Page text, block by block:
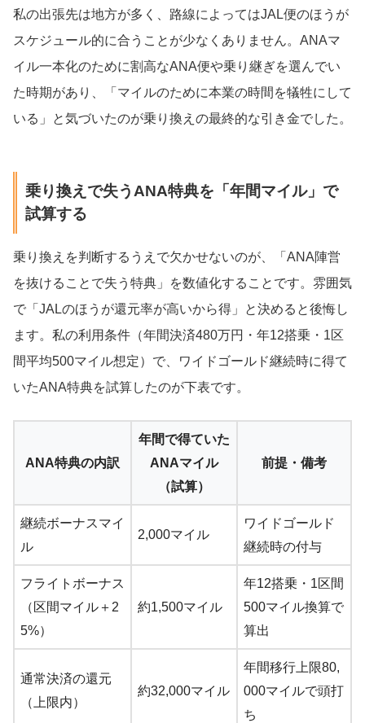
私の出張先は地方が多く、路線によってはJAL便のほうが
スケジュール的に合うことが少なくありません。ANAマ
イル一本化のために割高なANA便や乗り継ぎを選んでい
た時期があり、「マイルのために本業の時間を犠牲にして
いる」と気づいたのが乗り換えの最終的な引き金でした。
乗り換えで失うANA特典を「年間マイル」で
試算する
乗り換えを判断するうえで欠かせないのが、「ANA陣営
を抜けることで失う特典」を数値化することです。雰囲気
で「JALのほうが還元率が高いから得」と決めると後悔し
ます。私の利用条件（年間決済480万円・年12搭乗・1区
間平均500マイル想定）で、ワイドゴールド継続時に得て
いたANA特典を試算したのが下表です。
ANA特典の内訳
年間で得ていた
ANAマイル
（試算）
前提・備考
継続ボーナスマイ
ル
2,000マイル
ワイドゴールド
継続時の付与
フライトボーナス
（区間マイル＋2
5%）
約1,500マイル
年12搭乗・1区間
500マイル換算で
算出
通常決済の還元
（上限内）
約32,000マイル
年間移行上限80,
000マイルで頭打
ち